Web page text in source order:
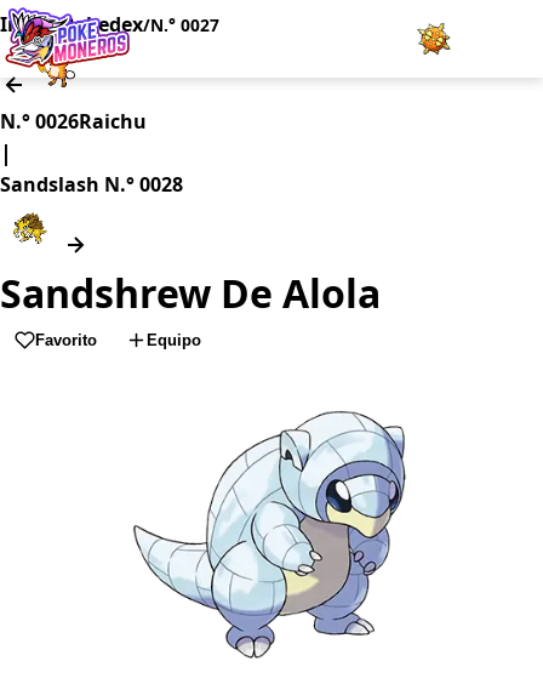
Juegos
Pokédex
Team Builder
Tabla de Tipos
Inicio/Pokedex/N.° 0027
N.° 0026Raichu
|
Sandslash N.° 0028
Sandshrew De Alola
Favorito Equipo